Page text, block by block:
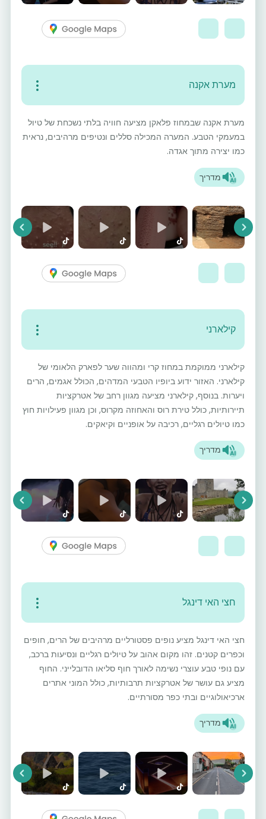
מערת אקנה
מערת אקנה שבמחוז פלאקן מציעה חוויה בלתי נשכחת של טיול
במעמקי הטבע. המערה המכילה סללים ונטיפים מרהיבים, נראית
כמו יצירה מתוך אגדה.
מדריך
Next
קילארני
קילארני ממוקמת במחוז קרי ומהווה שער לפארק הלאומי של
קילארני. האזור ידוע ביופיו הטבעי המדהים, הכולל אגמים, הרים
ויערות. בנוסף, קילארני מציעה מגוון רחב של אטרקציות
תיירותיות, כולל טירת רוס והאחוזה מקרוס, וכן מגוון פעילויות חוץ
כמו טיולים רגליים, רכיבה על אופניים וקיאקים.
מדריך
Next
חצי האי דינגל
חצי האי דינגל מציע נופים פסטורליים מרהיבים של הרים, חופים
וכפרים קטנים. זהו מקום אהוב על טיולים רגליים ונסיעות ברכב,
עם נופי טבע עוצרי נשימה לאורך חוף סליאו הדובלייני. החוף
מציע גם עושר של אטרקציות תרבותיות, כולל המוני אתרים
ארכיאולוגיים ובתי כפר מסורתיים.
מדריך
Next